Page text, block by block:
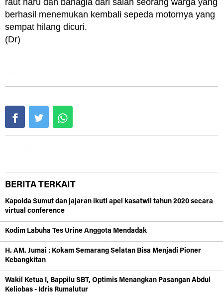
raut haru dan bahagia dari salah seorang warga yang
berhasil menemukan kembali sepeda motornya yang
sempat hilang dicuri.
(Dr)
BERITA TERKAIT
Kapolda Sumut dan jajaran ikuti apel kasatwil tahun 2020 secara
virtual conference
Kodim Labuha Tes Urine Anggota Mendadak
H. AM. Jumai : Kokam Semarang Selatan Bisa Menjadi Pioner
Kebangkitan
Wakil Ketua I, Bappilu SBT, Optimis Menangkan Pasangan Abdul
Keliobas - Idris Rumalutur